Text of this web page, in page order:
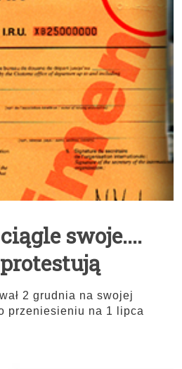
swoje....
2 grudnia na swojej
przeniesieniu na 1 lipca